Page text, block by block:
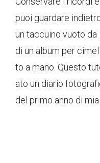
puoi guardare
un taccuino vuoto da
di un album per
to a mano. Questo
ato un diario
del primo anno di